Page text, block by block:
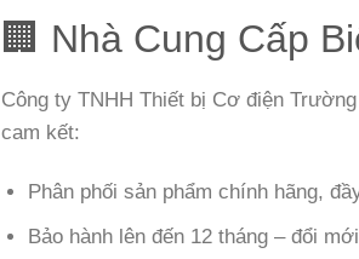
🏢 Nhà Cung Cấp
Công ty TNHH Thiết bị Cơ điện
cam kết:
Phân phối sản phẩm chính hãng,
Bảo hành lên đến 12 tháng – đổi